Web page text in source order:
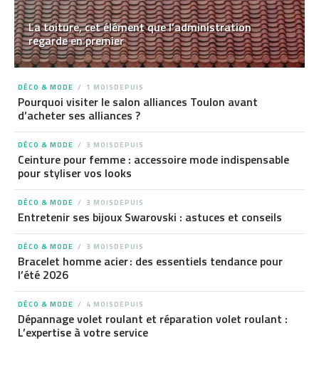
La toiture, cet élément que l’administration
regarde en premier
DÉCO & MODE 1 MOISDEPUIS
Pourquoi visiter le salon alliances Toulon avant
d’acheter ses alliances ?
DÉCO & MODE 3 MOISDEPUIS
Ceinture pour femme : accessoire mode indispensable
pour styliser vos looks
DÉCO & MODE 3 MOISDEPUIS
Entretenir ses bijoux Swarovski : astuces et conseils
DÉCO & MODE 3 MOISDEPUIS
Bracelet homme acier : des essentiels tendance pour
l’été 2026
DÉCO & MODE 4 MOISDEPUIS
Dépannage volet roulant et réparation volet roulant :
L’expertise à votre service